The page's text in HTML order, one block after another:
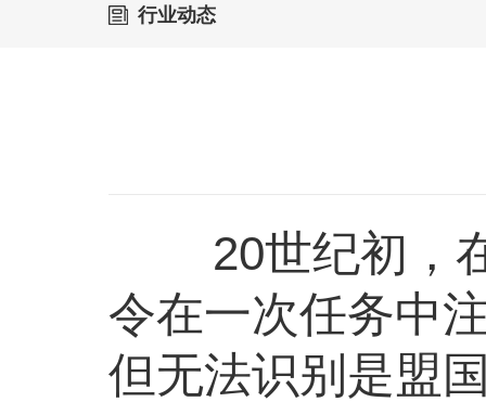
行业动态
20世纪初，在
令在一次任务中
但无法识别是盟